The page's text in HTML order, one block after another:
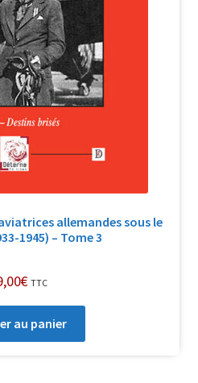
allemandes sous le
1945) – Tome 3
€ TTC
au panier